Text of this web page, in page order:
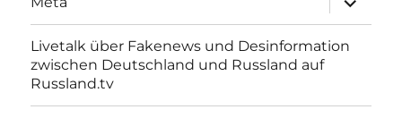
anzeigen
Livetalk über Fakenews und Desinformation
zwischen Deutschland und Russland auf
Russland.tv